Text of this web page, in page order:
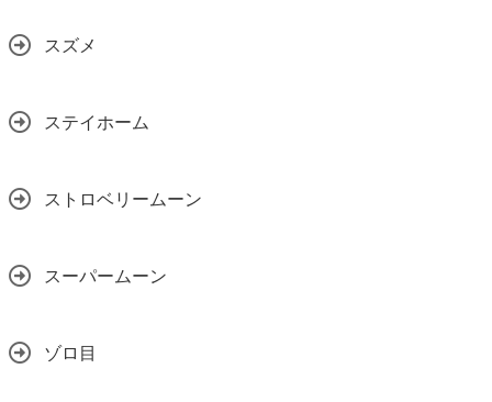
スズメ
ステイホーム
ストロベリームーン
スーパームーン
ゾロ目